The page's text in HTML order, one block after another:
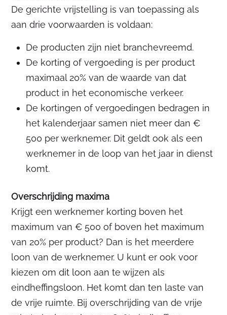
De gerichte vrijstelling is van toepassing als
aan drie voorwaarden is voldaan:
De producten zijn niet branchevreemd.
De korting of vergoeding is per product
maximaal 20% van de waarde van dat
product in het economische verkeer.
De kortingen of vergoedingen bedragen in
het kalenderjaar samen niet meer dan €
500 per werknemer. Dit geldt ook als een
werknemer in de loop van het jaar in dienst
komt.
Overschrijding maxima
Krijgt een werknemer korting boven het
maximum van € 500 of boven het maximum
van 20% per product? Dan is het meerdere
loon van de werknemer. U kunt er ook voor
kiezen om dit loon aan te wijzen als
eindheffingsloon. Het komt dan ten laste van
de vrije ruimte. Bij overschrijding van de vrije